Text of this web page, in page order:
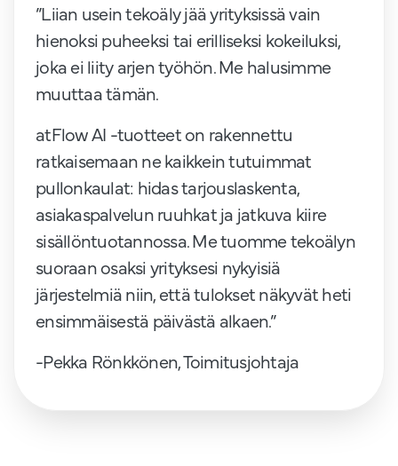
”Liian usein tekoäly jää yrityksissä vain
hienoksi puheeksi tai erilliseksi kokeiluksi,
joka ei liity arjen työhön. Me halusimme
muuttaa tämän.
atFlow AI -tuotteet on rakennettu
ratkaisemaan ne kaikkein tutuimmat
pullonkaulat: hidas tarjouslaskenta,
asiakaspalvelun ruuhkat ja jatkuva kiire
sisällöntuotannossa. Me tuomme tekoälyn
suoraan osaksi yrityksesi nykyisiä
järjestelmiä niin, että tulokset näkyvät heti
ensimmäisestä päivästä alkaen.”
-Pekka Rönkkönen, Toimitusjohtaja